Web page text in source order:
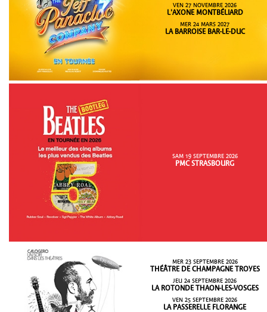
VEN 27 NOVEMBRE 2026
L'AXONE MONTBÉLIARD
MER 24 MARS 2027
LA BARROISE BAR-LE-DUC
SAM 19 SEPTEMBRE 2026
PMC STRASBOURG
MER 23 SEPTEMBRE 2026
THÉÂTRE DE CHAMPAGNE TROYES
JEU 24 SEPTEMBRE 2026
LA ROTONDE THAON-LES-VOSGES
VEN 25 SEPTEMBRE 2026
LA PASSERELLE FLORANGE